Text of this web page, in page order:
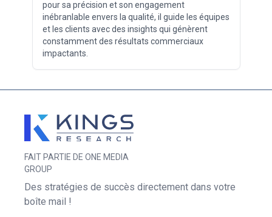
pour sa précision et son engagement
inébranlable envers la qualité, il guide les équipes
et les clients avec des insights qui génèrent
constamment des résultats commerciaux
impactants.
FAIT PARTIE DE ONE MEDIA
GROUP
Des stratégies de succès directement dans votre
boîte mail !